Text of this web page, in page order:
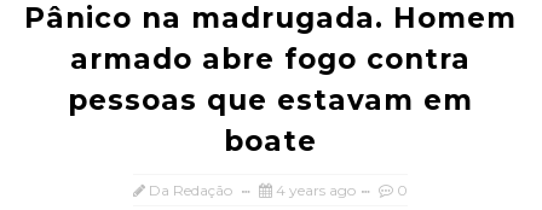
Pânico na madrugada. Homem
armado abre fogo contra
pessoas que estavam em
boate
Da Redação 4 years ago 0